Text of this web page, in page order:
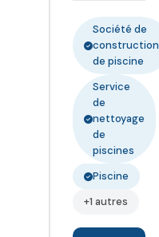
Société de
construction
de piscine
Service
de
nettoyage
de
piscines
Piscine
+1 autres